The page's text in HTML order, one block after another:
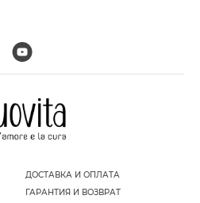
ДОСТАВКА И ОПЛАТА
ГАРАНТИЯ И ВОЗВРАТ